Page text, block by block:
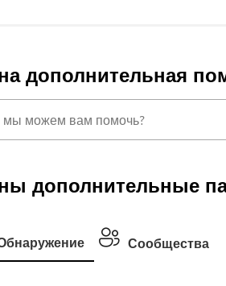
дополнительная
дополнительные
Сообщества